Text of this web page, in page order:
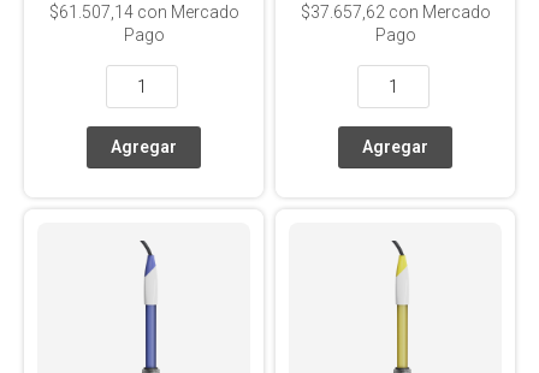
$61.507,14con Mercado
Pago
$37.657,62 con Mercado
Pago